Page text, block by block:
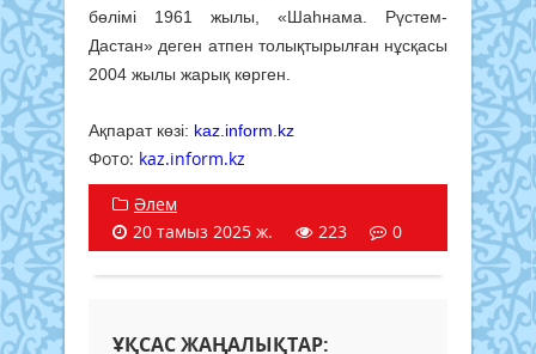
бөлімі 1961 жылы, «Шаһнама. Рүстем-
Дастан» деген атпен толықтырылған нұсқасы
2004 жылы жарық көрген.
Ақпарат көзі: kaz.inform.kz
Фото: ​ kaz.inform.kz
Әлем
20 тамыз 2025 ж.
223 0
ҰҚСАС ЖАҢАЛЫҚТАР: